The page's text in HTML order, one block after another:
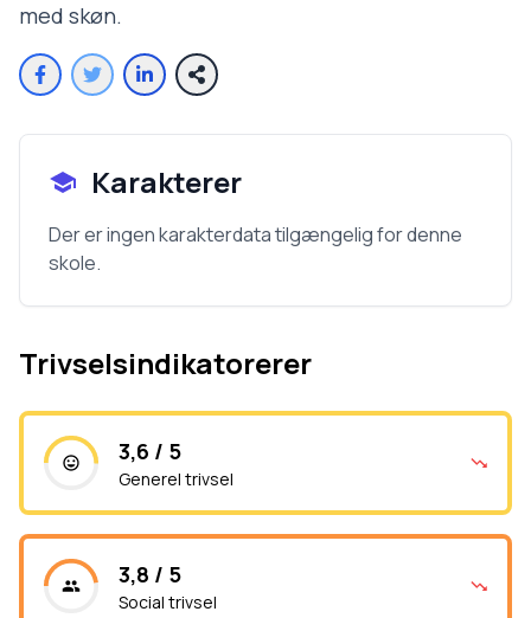
med skøn.
Karakterer
Der er ingen karakterdata tilgængelig for denne
skole.
Trivselsindikatorerer
3,6 / 5
Generel trivsel
3,8 / 5
Social trivsel